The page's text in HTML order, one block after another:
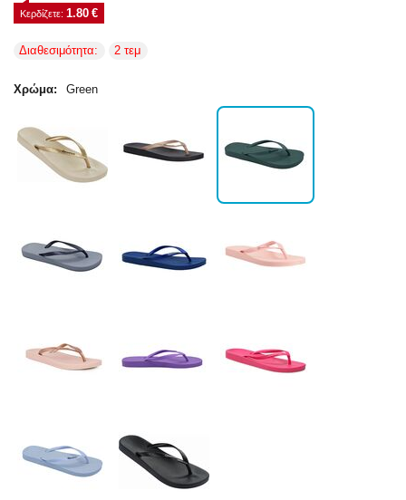
Κερδίζετε: 1.80 €
Διαθεσιμότητα: 2 τεμ
Χρώμα: Green